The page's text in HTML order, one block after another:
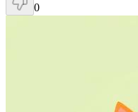
0